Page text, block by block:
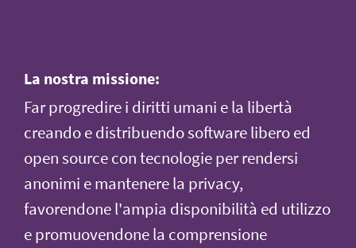
La nostra missione:
Far progredire i diritti umani e la libertà
creando e distribuendo software libero ed
open source con tecnologie per rendersi
anonimi e mantenere la privacy,
favorendone l'ampia disponibilità ed utilizzo
e promuovendone la comprensione